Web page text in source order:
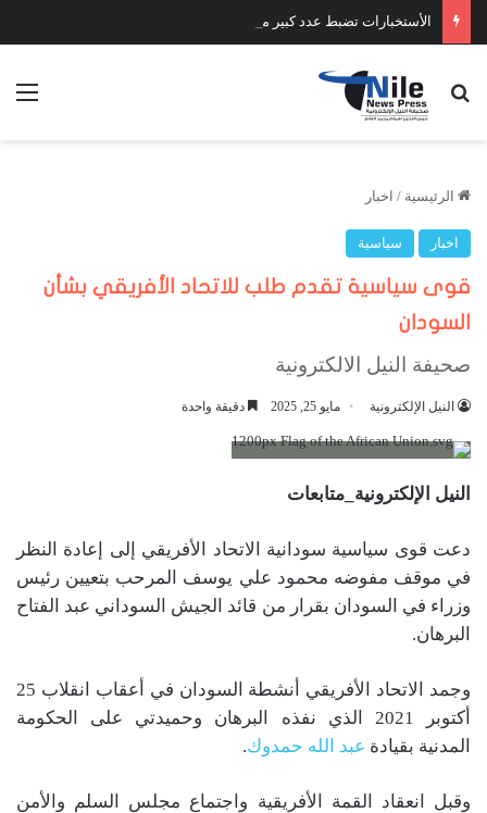
الأستخبارات تضبط عدد كبير من السلاح والمخدرات
بحث عن
الرئيسية / اخبار
اخبار سياسية
قوى سياسية تقدم طلب للاتحاد الأفريقي بشأن
السودان
صحيفة النيل الالكترونية
النيل الإلكترونية مايو 25, 2025 دقيقة واحدة
النيل الإلكترونية_متابعات
دعت قوى سياسية سودانية الاتحاد الأفريقي إلى إعادة النظر
في موقف مفوضه محمود علي يوسف المرحب بتعيين رئيس
وزراء في السودان بقرار من قائد الجيش السوداني عبد الفتاح
البرهان.
وجمد الاتحاد الأفريقي أنشطة السودان في أعقاب انقلاب 25
أكتوبر 2021 الذي نفذه البرهان وحميدتي على الحكومة
المدنية بقيادة عبد الله حمدوك.
وقبل انعقاد القمة الأفريقية واجتماع مجلس السلم والأمن